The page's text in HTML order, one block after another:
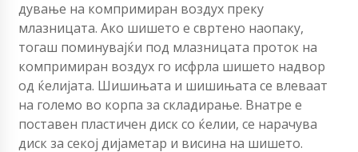
дување на компримиран воздух преку
млазницата. Ако шишето е свртено наопаку,
тогаш поминувајќи под млазницата проток на
компримиран воздух го исфрла шишето надвор
од ќелијата. Шишињата и шишињата се влеваат
на големо во корпа за складирање. Внатре е
поставен пластичен диск со ќелии, се нарачува
диск за секој дијаметар и висина на шишето.